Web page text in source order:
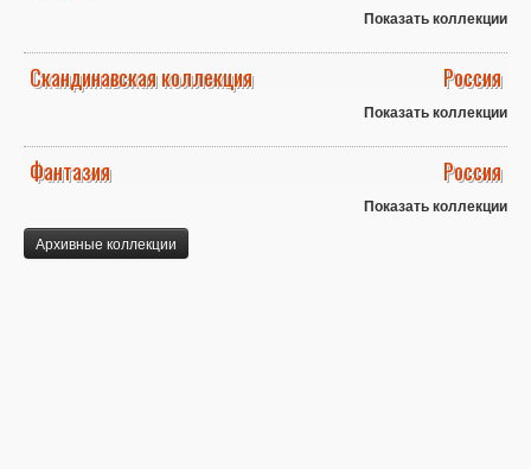
Показать коллекции
Скандинавская коллекция Россия
Показать коллекции
Фантазия Россия
Показать коллекции
Архивные коллекции